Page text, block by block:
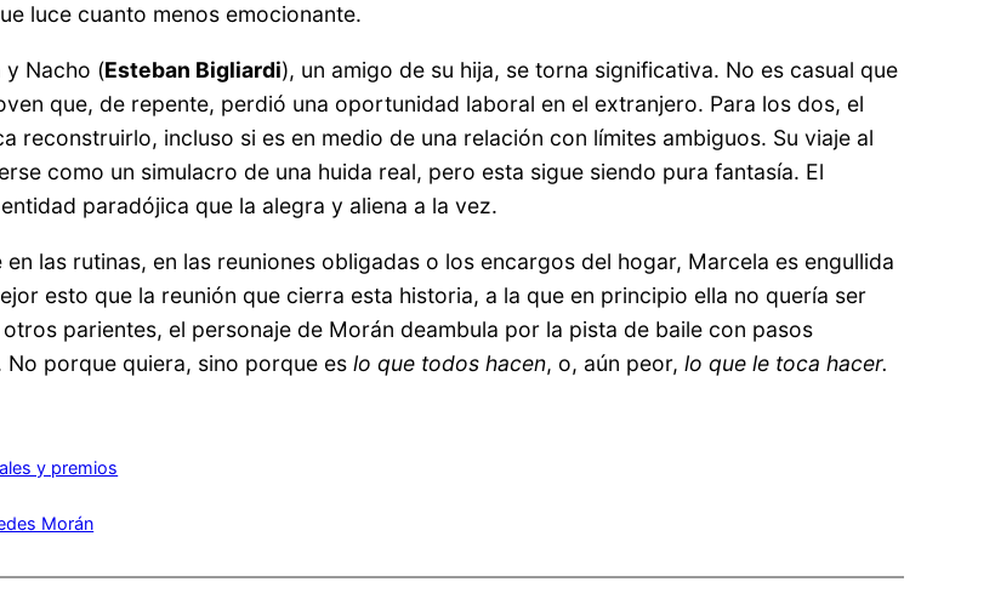
luce cuanto menos emocionante.
y Nacho (Esteban Bigliardi), un amigo de su hija, se torna significativa. No es casual que
que, de repente, perdió una oportunidad laboral en el extranjero. Para los dos, el
reconstruirlo, incluso si es en medio de una relación con límites ambiguos. Su viaje al
como un simulacro de una huida real, pero esta sigue siendo pura fantasía. El
paradójica que la alegra y aliena a la vez.
las rutinas, en las reuniones obligadas o los encargos del hogar, Marcela es engullida
esto que la reunión que cierra esta historia, a la que en principio ella no quería ser
parientes, el personaje de Morán deambula por la pista de baile con pasos
No porque quiera, sino porque eslo que todos hacen, o, aún peor, lo que le toca hacer.
y premios
Morán